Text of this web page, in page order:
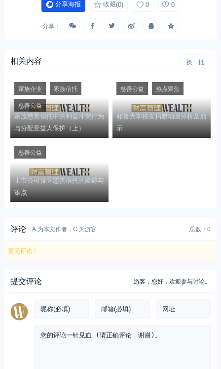
分享海报 收藏(0) 0 0
分享：
相关内容 换一批
家族慈善信托中的利益冲突行为
与分配受益人保护（上）
家族企业
家族信托
慈善公益
耶鲁大学校友捐赠动因分析及启
示
慈善公益 热点聚焦
上市公司设立慈善信托的障碍与
难点
慈善公益
评论 A 为本文作者，G 为游客 总数：0
暂无评论！
提交评论 游客，您好，欢迎参与讨论。